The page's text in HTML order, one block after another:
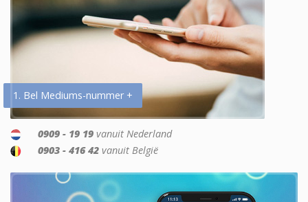
1. Bel Mediums-nummer +
0909 - 19 19 vanuit Nederland
0903 - 416 42 vanuit België